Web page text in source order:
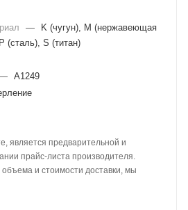
—
K (чугун), M (нержавеющая
(сталь), S (титан)
A1249
является предварительной и
прайс-листа производителя.
объема и стоимости доставки, мы